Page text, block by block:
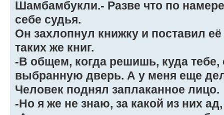
Шамбамбукли.- Разве что по
себе судья.
Он захлопнул книжку и поставил
таких же книг.
-В общем, когда решишь, куда тебе,
выбранную дверь. А у меня еще
Человек поднял заплаканное лицо.
-Но я же не знаю, за какой из них